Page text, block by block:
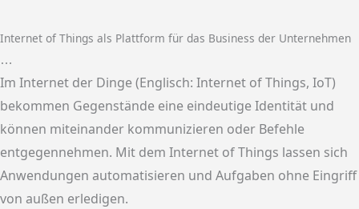
Internet of Things als Plattform für das Business der Unternehmen
…
Im Internet der Dinge (Englisch: Internet of Things, IoT)
bekommen Gegenstände eine eindeutige Identität und
können miteinander kommunizieren oder Befehle
entgegennehmen. Mit dem Internet of Things lassen sich
Anwendungen automatisieren und Aufgaben ohne Eingriff
von außen erledigen.